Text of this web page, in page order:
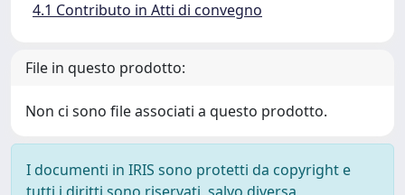
4.1 Contributo in Atti di convegno
File in questo prodotto:
Non ci sono file associati a questo prodotto.
I documenti in IRIS sono protetti da copyright e